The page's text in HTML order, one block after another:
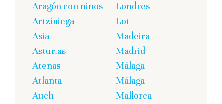
Aragón con niños
Artziniega
Asia
Asturias
Atenas
Atlanta
Auch
Londres
Lot
Madeira
Madrid
Málaga
Málaga
Mallorca